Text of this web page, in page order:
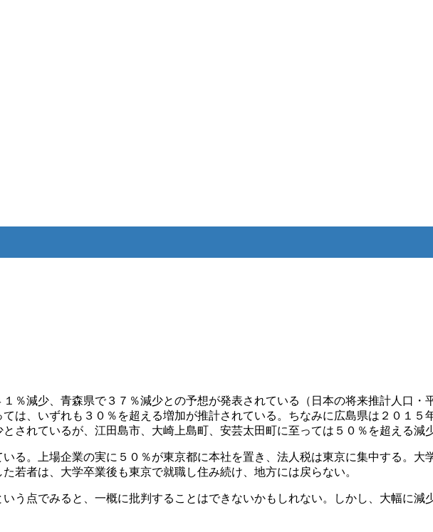
％減少、青森県で３７％減少との予想が発表されている（日本の将来推計人口・
は、いずれも３０％を超える増加が推計されている。ちなみに広島県は２０１５
されているが、江田島市、大崎上島町、安芸太田町に至っては５０％を超える減
る。上場企業の実に５０％が東京都に本社を置き、法人税は東京に集中する。大
若者は、大学卒業後も東京で就職し住み続け、地方には戻らない。
う点でみると、一概に批判することはできないかもしれない。しかし、大幅に減